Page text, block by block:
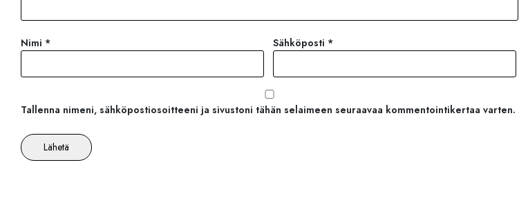
Nimi * Sähköposti *
Tallenna nimeni, sähköpostiosoitteeni ja sivustoni tähän selaimeen seuraavaa kommentointikertaa varten.